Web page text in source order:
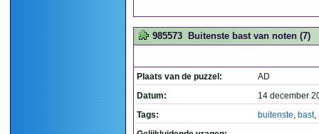
985573 Buitenste bast van noten (7)
Plaats van de puzzel:
AD
Datum:
14 december
Tags:
buitenste, bast,